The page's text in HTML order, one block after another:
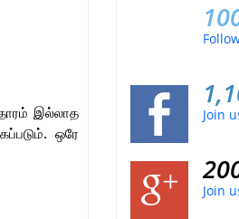
இல்லாத
ஒரே
Join
Join